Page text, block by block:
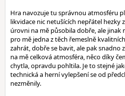
Hra navozuje tu správnou atmosféru
likvidace nic netušících nepřátel hezky
úrovni na mě působila dobře, ale jinak
pro mě jedna z těch řemeslně
zahrát, dobře se bavit, ale pak snadno
na mě celková atmosféra, něco díky
chytla, opravdu pohltila. Je to stejné
technická a herní vylepšení se od
nezměnily.